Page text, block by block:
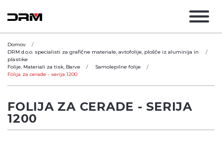
Domov
DRM d.o.o. specialisti za grafične materiale, avtofolije, plošče iz aluminija in
plastike
Folije, Materiali za tisk, Barve
Samolepilne folije
Folija za cerade - serija 1200
FOLIJA ZA CERADE - SERIJA
1200